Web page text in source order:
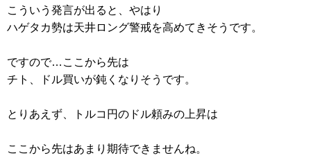
こういう発言が出ると、やはり
ハゲタカ勢は天井ロング警戒を高めてきそうです。
ですので…ここから先は
チト、ドル買いが鈍くなりそうです。
とりあえず、トルコ円のドル頼みの上昇は
ここから先はあまり期待できませんね。